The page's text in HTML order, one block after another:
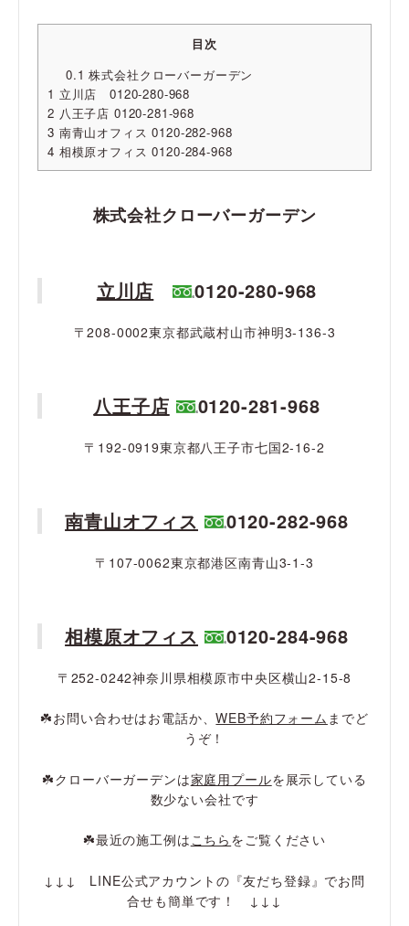
目次
0.1 株式会社クローバーガーデン
1 立川店 0120-280-968
2 八王子店 0120-281-968
3 南青山オフィス 0120-282-968
4 相模原オフィス 0120-284-968
株式会社クローバーガーデン
立川店 0120-280-968
〒208-0002東京都武蔵村山市神明3-136-3
八王子店 0120-281-968
〒192-0919東京都八王子市七国2-16-2
南青山オフィス 0120-282-968
〒107-0062東京都港区南青山3-1-3
相模原オフィス 0120-284-968
〒252-0242神奈川県相模原市中央区横山2-15-8
☘️お問い合わせはお電話か、WEB予約フォーム までど
うぞ！
☘️クローバーガーデンは家庭用プールを展示している
数少ない会社です
☘️最近の施工例はこちら をご覧ください
↓↓↓ LINE公式アカウントの『友だち登録』でお問
合せも簡単です！ ↓↓↓